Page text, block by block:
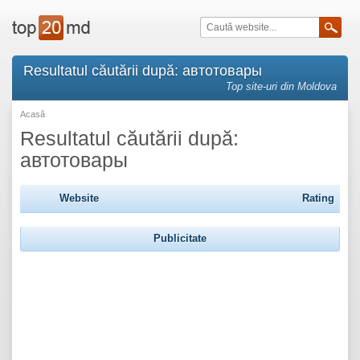
Resultatul căutării după: автотовары
Top site-uri din Moldova
Acasă
Resultatul căutării după:
автотовары
Website Rating
Publicitate